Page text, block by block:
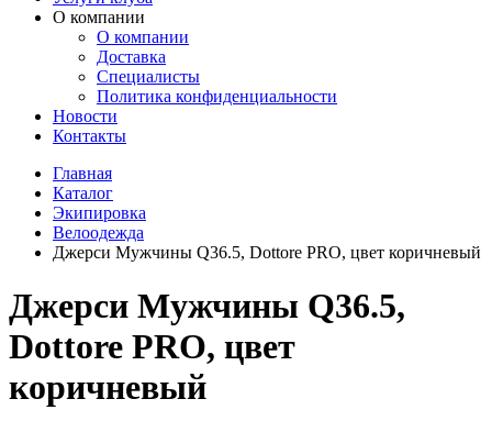
О компании
О компании
Доставка
Специалисты
Политика конфиденциальности
Новости
Контакты
Главная
Каталог
Экипировка
Велоодежда
Джерси Мужчины Q36.5, Dottore PRO, цвет коричневый
Джерси Мужчины Q36.5,
Dottore PRO, цвет
коричневый